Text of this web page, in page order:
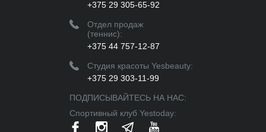
+375 29 305-65-92
Отдел продаж
(теннис):
+375 44 757-12-87
Студия красоты Yesbeauty:
+375 29 303-11-99
ПОДПИСЫВАЙТЕСЬ НА НАС:
Спортивный клуб Yestoday: